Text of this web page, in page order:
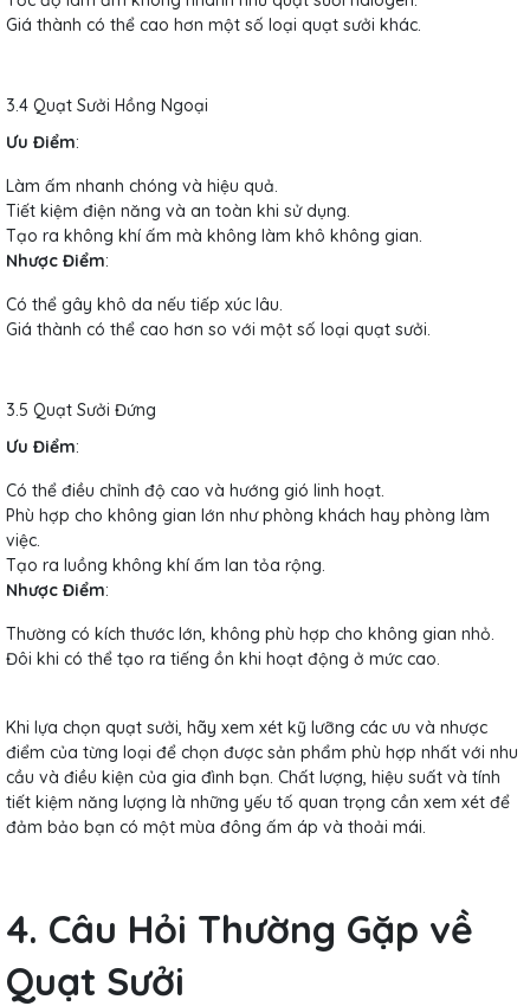
Giá thành có thể cao hơn một số loại quạt sưởi khác.
3.4 Quạt Sưởi Hồng Ngoại
Ưu Điểm:
Làm ấm nhanh chóng và hiệu quả.
Tiết kiệm điện năng và an toàn khi sử dụng.
Tạo ra không khí ấm mà không làm khô không gian.
Nhược Điểm:
Có thể gây khô da nếu tiếp xúc lâu.
Giá thành có thể cao hơn so với một số loại quạt sưởi.
3.5 Quạt Sưởi Đứng
Ưu Điểm:
Có thể điều chỉnh độ cao và hướng gió linh hoạt.
Phù hợp cho không gian lớn như phòng khách hay phòng làm
việc.
Tạo ra luồng không khí ấm lan tỏa rộng.
Nhược Điểm:
Thường có kích thước lớn, không phù hợp cho không gian nhỏ.
Đôi khi có thể tạo ra tiếng ồn khi hoạt động ở mức cao.
Khi lựa chọn quạt sưởi, hãy xem xét kỹ lưỡng các ưu và nhược
điểm của từng loại để chọn được sản phẩm phù hợp nhất với nhu
cầu và điều kiện của gia đình bạn. Chất lượng, hiệu suất và tính
tiết kiệm năng lượng là những yếu tố quan trọng cần xem xét để
đảm bảo bạn có một mùa đông ấm áp và thoải mái.
4. Câu Hỏi Thường Gặp về
Quạt Sưởi